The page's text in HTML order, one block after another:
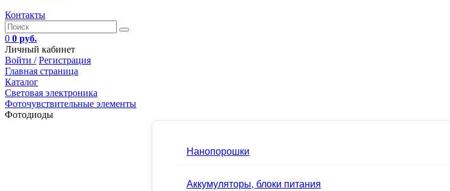
Контакты
0 0 руб.
Личный кабинет
Войти / Регистрация
Главная страница
Каталог
Световая электроника
Фоточувствительные элементы
Фотодиоды
Нанопорошки
Аккумуляторы, блоки питания